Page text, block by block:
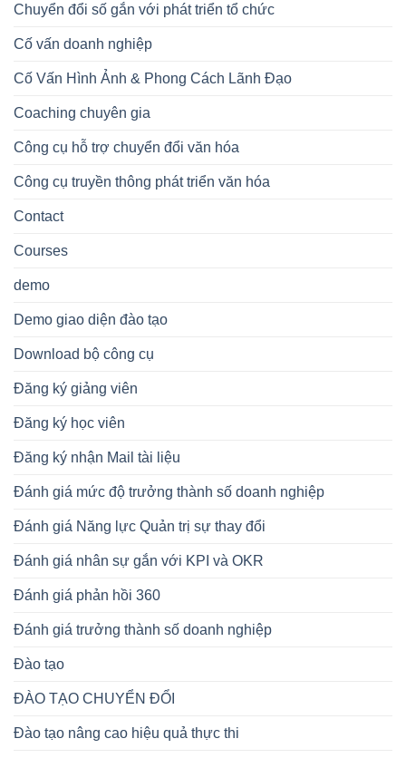
Chuyển đổi số gắn với phát triển tổ chức
Cố vấn doanh nghiệp
Cố Vấn Hình Ảnh & Phong Cách Lãnh Đạo
Coaching chuyên gia
Công cụ hỗ trợ chuyển đổi văn hóa
Công cụ truyền thông phát triển văn hóa
Contact
Courses
demo
Demo giao diện đào tạo
Download bộ công cụ
Đăng ký giảng viên
Đăng ký học viên
Đăng ký nhận Mail tài liệu
Đánh giá mức độ trưởng thành số doanh nghiệp
Đánh giá Năng lực Quản trị sự thay đổi
Đánh giá nhân sự gắn với KPI và OKR
Đánh giá phản hồi 360
Đánh giá trưởng thành số doanh nghiệp
Đào tạo
ĐÀO TẠO CHUYỂN ĐỔI
Đào tạo nâng cao hiệu quả thực thi